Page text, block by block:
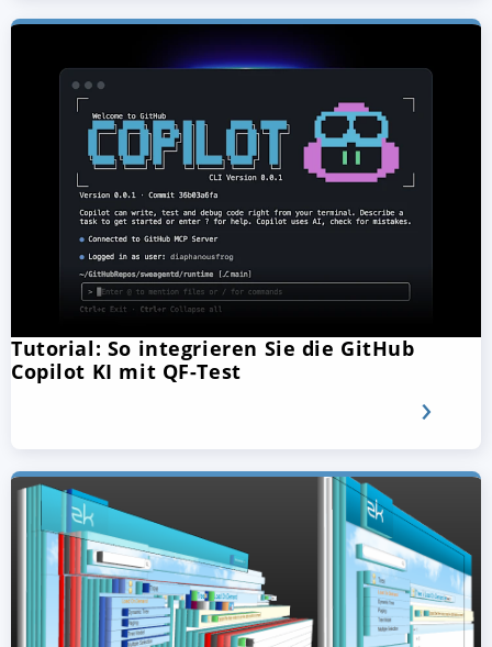
Tutorial: So integrieren Sie die GitHub
Copilot KI mit QF-Test